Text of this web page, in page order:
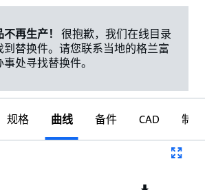
再生产！
很抱歉，我们在线目录
到替换件。请您联系当地的格兰富
处寻找替换件。
规格 曲线 备件 CAD 制图